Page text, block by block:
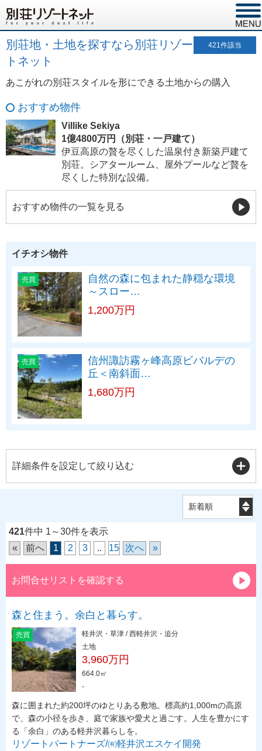
別荘地・土地を探すなら別荘リゾー
トネット
421件該当
あこがれの別荘スタイルを形にできる土地からの購入
おすすめ物件
Villike Sekiya
1億4800万円（別荘・一戸建て）
伊豆高原の贅を尽くした温泉付き新築戸建て
別荘。シアタールーム、屋外プールなど贅を
尽くした特別な設備。
おすすめ物件の一覧を見る
イチオシ物件
売買
自然の森に包まれた静穏な環境
～スロー…
1,200万円
売買
信州諏訪霧ヶ峰高原ビバルデの
丘＜南斜面…
1,680万円
詳細条件を設定して絞り込む
421件中 1～30件を表示
«
前へ 1 2 3 .. 15 次へ »
お問合せリストを確認する
森と住まう。余白と暮らす。
売買
軽井沢・草津 / 西軽井沢・追分
土地
3,960万円
664.0㎡
-
森に囲まれた約200坪のゆとりある敷地。標高約1,000mの高原
で、森の小径を歩き、庭で家族や愛犬と過ごす。人生を豊かにす
る「余白」のある軽井沢暮らしを。
リゾートパートナーズ/㈲軽井沢エスケイ開発